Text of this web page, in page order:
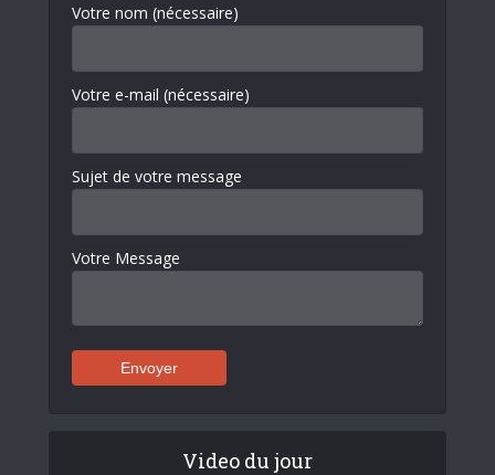
Votre nom (nécessaire)
Votre e-mail (nécessaire)
Sujet de votre message
Votre Message
Video du jour